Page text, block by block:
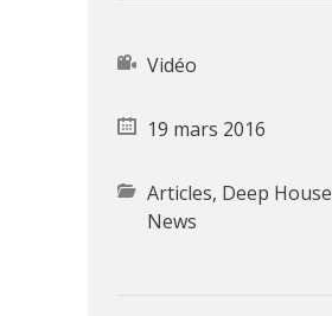
Vidéo
19 mars 2016
Articles, Deep House
News